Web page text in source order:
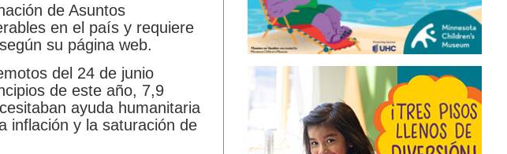
de Asuntos
en el país y requiere
su página web.
del 24 de junio
de este año, 7,9
ayuda humanitaria
inflación y la saturación de
ÚLTIMAS NOTICIAS
MINNESOTA SE SUMA A DEMANDA
CONTRA NUEVOS ARANCELES